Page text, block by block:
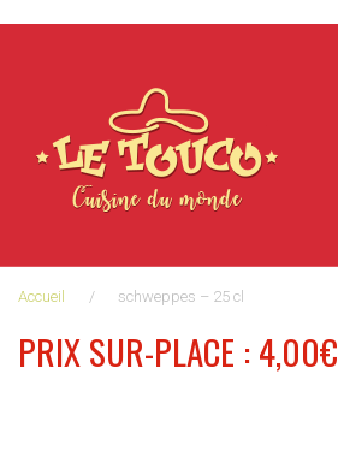
Accueil / schweppes – 25 cl
PRIX SUR-PLACE : 4,00€